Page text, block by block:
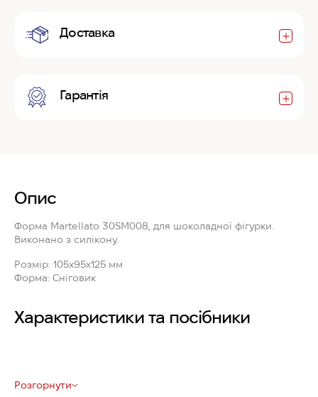
Доставка
Гарантія
Опис
Форма Martellato 30SM008 , для шоколадної фігурки.
Виконано з силікону.
Розмір: 105x95x125 мм
Форма: Сніговик
Характеристики та посібники
Розгорнути